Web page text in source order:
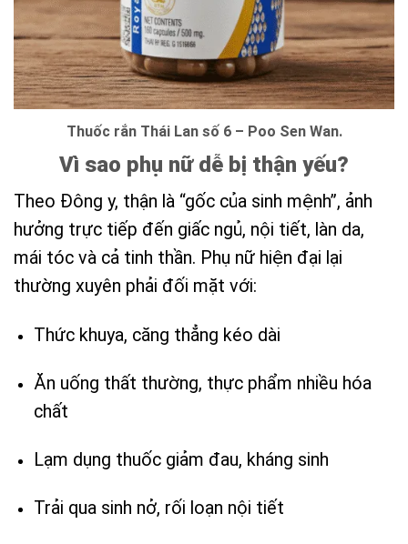
Thuốc rắn Thái Lan số 6 – Poo Sen Wan.
Vì sao phụ nữ dễ bị thận yếu?
Theo Đông y, thận là “gốc của sinh mệnh”, ảnh
hưởng trực tiếp đến giấc ngủ, nội tiết, làn da,
mái tóc và cả tinh thần. Phụ nữ hiện đại lại
thường xuyên phải đối mặt với:
Thức khuya, căng thẳng kéo dài
Ăn uống thất thường, thực phẩm nhiều hóa
chất
Lạm dụng thuốc giảm đau, kháng sinh
Trải qua sinh nở, rối loạn nội tiết